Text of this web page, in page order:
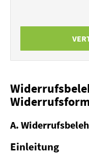
A.
Einleitung